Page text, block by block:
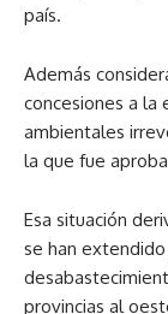
país.
Además
concesiones a la
ambientales
la que fue
Esa situación
se han
provincias al